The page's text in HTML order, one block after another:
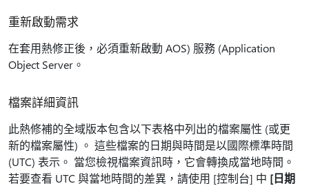
重新啟動需求
在套用熱修正後，必須重新啟動 AOS) 服務 (Application
Object Server。
檔案詳細資訊
此熱修補的全域版本包含以下表格中列出的檔案屬性 (或更
新的檔案屬性) 。 這些檔案的日期與時間是以國際標準時間
(UTC) 表示。 當您檢視檔案資訊時，它會轉換成當地時間。
若要查看 UTC 與當地時間的差異，請使用 [控制台] 中 [日期